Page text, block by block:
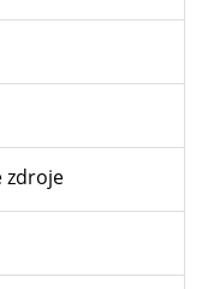
zdroje